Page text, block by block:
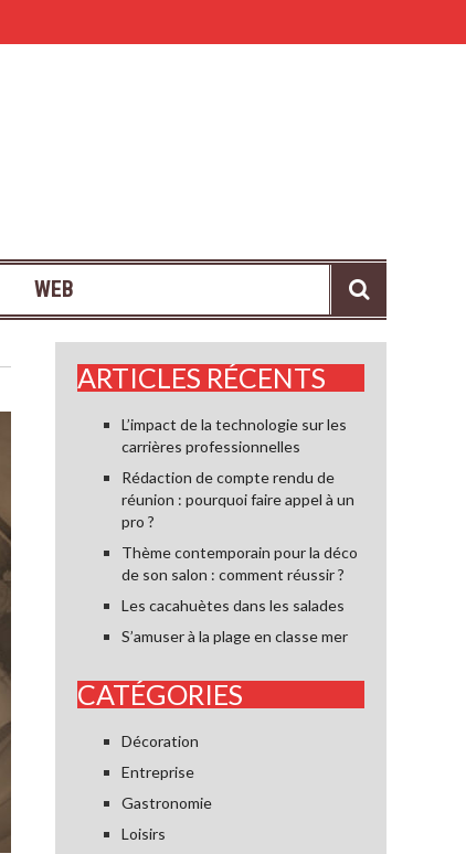
WEB
ARTICLES RÉCENTS
L’impact de la technologie sur les
carrières professionnelles
Rédaction de compte rendu de
réunion : pourquoi faire appel à un
pro ?
Thème contemporain pour la déco
de son salon : comment réussir ?
Les cacahuètes dans les salades
S’amuser à la plage en classe mer
CATÉGORIES
Décoration
Entreprise
Gastronomie
Loisirs